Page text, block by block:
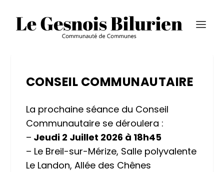
CONSEIL COMMUNAUTAIRE
La prochaine séance du Conseil
Communautaire se déroulera :
– Jeudi 2 Juillet 2026 à 18h45
– Le Breil-sur-Mérize, Salle polyvalente
Le Landon, Allée des Chênes